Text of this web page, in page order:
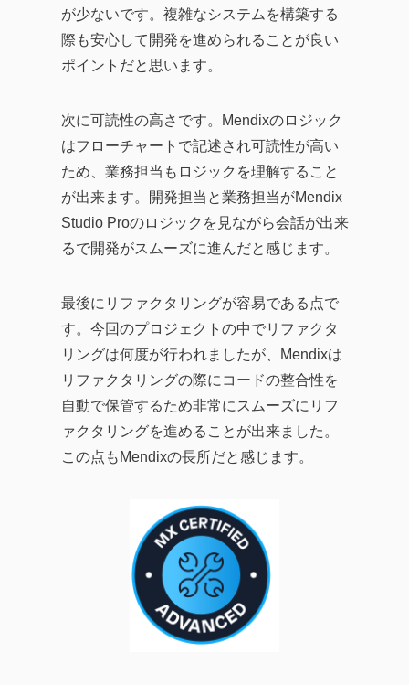
が少ないです。複雑なシステムを構築する
際も安心して開発を進められることが良い
ポイントだと思います。
次に可読性の高さです。Mendixのロジック
はフローチャートで記述され可読性が高い
ため、業務担当もロジックを理解すること
が出来ます。開発担当と業務担当がMendix
Studio Proのロジックを見ながら会話が出来
るで開発がスムーズに進んだと感じます。
最後にリファクタリングが容易である点で
す。今回のプロジェクトの中でリファクタ
リングは何度が行われましたが、Mendixは
リファクタリングの際にコードの整合性を
自動で保管するため非常にスムーズにリフ
ァクタリングを進めることが出来ました。
この点もMendixの長所だと感じます。